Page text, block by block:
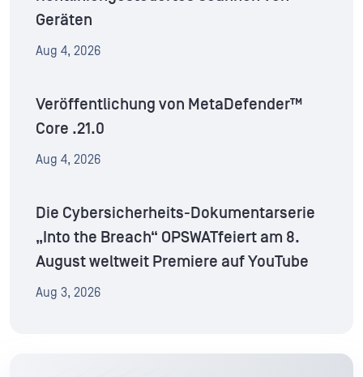
Geräten
Aug 4, 2026
Veröffentlichung von MetaDefender™
Core .21.0
Aug 4, 2026
Die Cybersicherheits-Dokumentarserie
„Into the Breach“ OPSWATfeiert am 8.
August weltweit Premiere auf YouTube
Aug 3, 2026